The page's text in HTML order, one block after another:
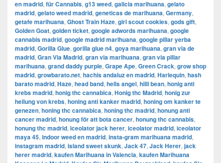
en madrid, für Cannabis, g13 weed, galicia marihuana, gelato
madrid, gelato weed madrid, geneticas de marihuana, Germany,
getafe marihuana, Ghost Train Haze, girl scout cookies, gods gift,
Golden Goat, golden ticket, google adwords marihuana, google
cannabis madrid, google madrid marihuana, google pillar yerba
madrid, Gorilla Glue, gorilla glue n4, goya marihuana, gran via de
madrid, ​​Gran Via Madrid, gran via marihuana, gran via pillar
marihuana, grand daddy purple, Grape Ape, Green Crack, grow shop
madrid, growbarato.net, hachis andaluz en madrid, Harlequin, hash
barato madrid, Haze, head band, hells angel, hilli bean, honig anti
krebs madrid, honig thc cannabica, Honig thc Madrid, honig zur
heilung von krebs, honing anti kanker madrid, honing om kanker te
genezen, honing thc cannabica, honing thc madrid, honung anti
cancer madrid, honung för att bota cancer, honung thc cannabis,
honung thc madrid, iceolator jack herer, iceolator madrid, iceolator
maya 45, indoor weed en madrid, insta-gram marihuana madrid,
instagram madrid, island sweet skunk, Jack 47, Jack Herer, jack
herer madrid, kaufen Marihuana in Valencia, kaufen Marihuana